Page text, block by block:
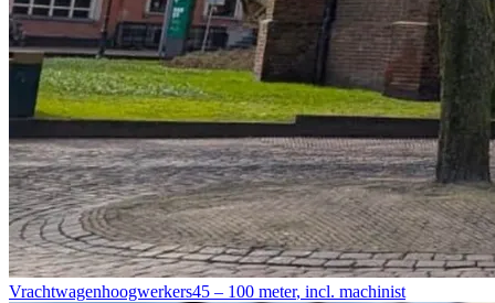
Vrachtwagenhoogwerkers45 – 100 meter, incl. machinist